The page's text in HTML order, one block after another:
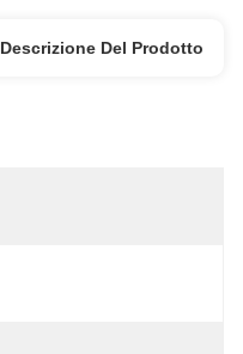
Descrizione Del Prodotto